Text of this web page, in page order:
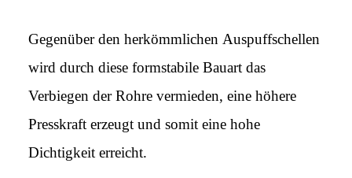
Gegenüber den herkömmlichen Auspuffschellen
wird durch diese formstabile Bauart das
Verbiegen der Rohre vermieden, eine höhere
Presskraft erzeugt und somit eine hohe
Dichtigkeit erreicht.